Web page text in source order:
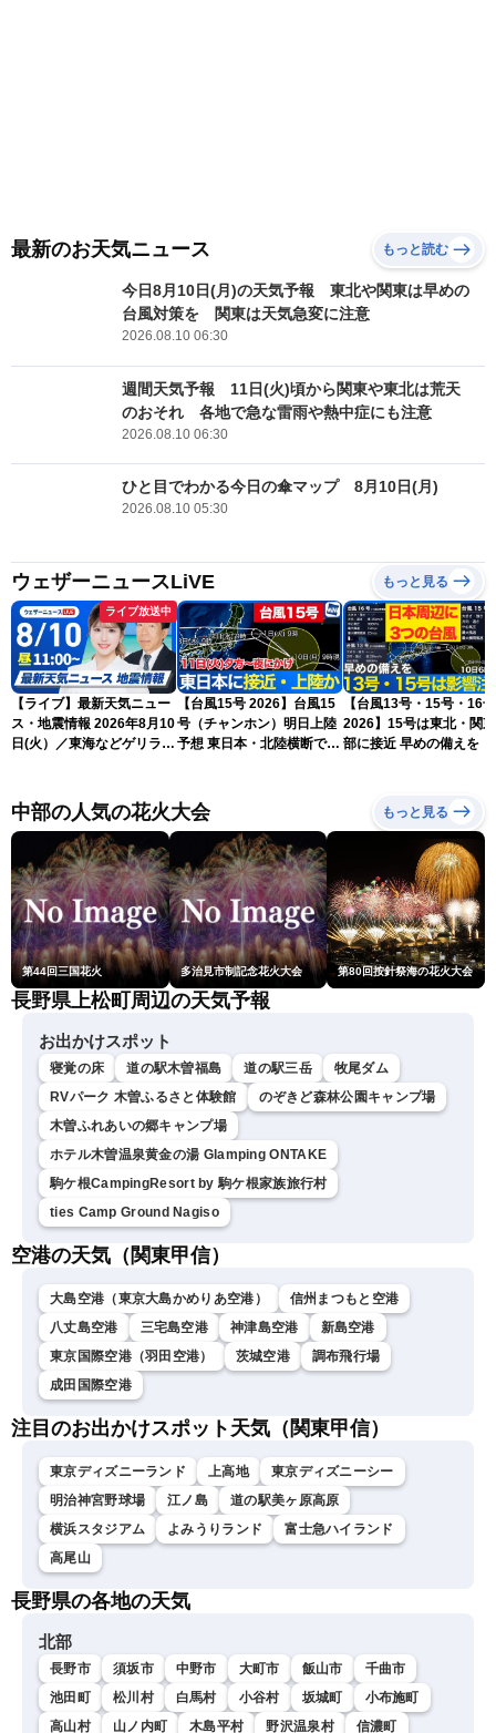
最新のお天気ニュース もっと読む
今日8月10日(月)の天気予報 東北や関東は早めの
台風対策を 関東は天気急変に注意
2026.08.10 06:30
週間天気予報 11日(火)頃から関東や東北は荒天
のおそれ 各地で急な雷雨や熱中症にも注意
2026.08.10 06:30
ひと目でわかる今日の傘マップ 8月10日(月)
2026.08.10 05:30
ウェザーニュースLiVE もっと見る
ライブ放送中
【ライブ】最新天気ニュー
ス・地震情報 2026年8月10
日(火）／東海などゲリラ雷
ュースLiVEコーヒータイ
ム・小林李衣奈／有賀哲
夫〉
【台風15号 2026】台風15
号（チャンホン）明日上陸
予想 東日本・北陸横断で大
【台風13号・15号・16号
2026】15号は東北・関
部に接近 早めの備えを（
中部の人気の花火大会 もっと見る
第44回三国花火 多治見市制記念花火大会 第80回按針祭海の花火大会
長野県上松町周辺の天気予報
お出かけスポット
寝覚の床 道の駅木曽福島 道の駅三岳
牧尾ダム
RVパーク 木曽ふるさと体験館
のぞきど森林公園キャンプ場
木曽ふれあいの郷キャンプ場
ホテル木曽温泉黄金の湯 Glamping ONTAKE
駒ケ根CampingResort by 駒ケ根家族旅行村
ties Camp Ground Nagiso
空港の天気（関東甲信）
大島空港（東京大島かめりあ空港）
信州まつもと空港
八丈島空港
三宅島空港 神津島空港
新島空港
東京国際空港（羽田空港）
茨城空港
調布飛行場
成田国際空港
注目のお出かけスポット天気（関東甲信）
東京ディズニーランド 上高地
東京ディズニーシー
明治神宮野球場
江ノ島
道の駅美ヶ原高原
横浜スタジアム
よみうりランド
富士急ハイランド
高尾山
長野県の各地の天気
北部
長野市 須坂市 中野市 大町市 飯山市
千曲市
池田町
松川村 白馬村 小谷村 坂城町
小布施町
高山村
山ノ内町 木島平村 野沢温泉村 信濃町